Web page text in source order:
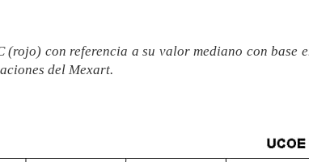
(rojo) con referencia a su valor mediano con base
del Mexart.